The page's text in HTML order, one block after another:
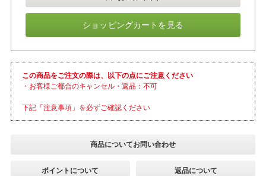
ショッピングカートを見る
この商品をご注文の際は、以下の点にご注意ください
・お客様ご都合のキャンセル・返品：不可
下記「注意事項」を必ずご確認ください
商品についてお問い合わせ
ポイントについて 返品について